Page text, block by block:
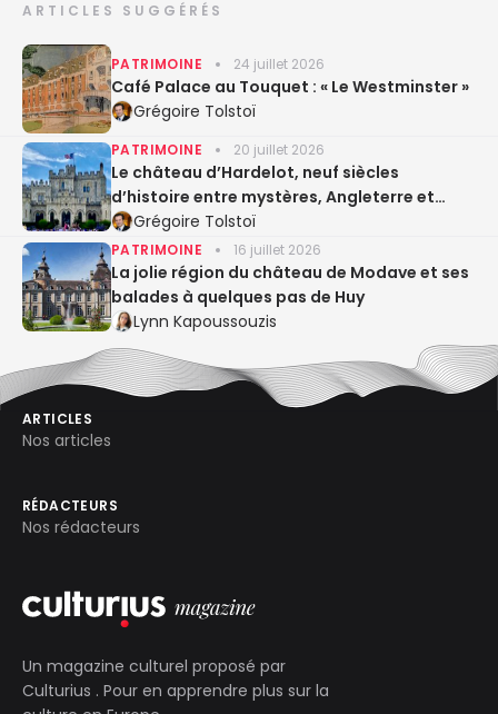
ARTICLES SUGGÉRÉS
PATRIMOINE 24 juillet 2026
Café Palace au Touquet : « Le Westminster »
Grégoire Tolstoï
PATRIMOINE 20 juillet 2026
Le château d’Hardelot, neuf siècles
d’histoire entre mystères, Angleterre et
Entente cordiale
Grégoire Tolstoï
PATRIMOINE 16 juillet 2026
La jolie région du château de Modave et ses
balades à quelques pas de Huy
Lynn Kapoussouzis
Un magazine culturel proposé par
Culturius . Pour en apprendre plus sur la
ARTICLES
Nos articles
RÉDACTEURS
Nos rédacteurs